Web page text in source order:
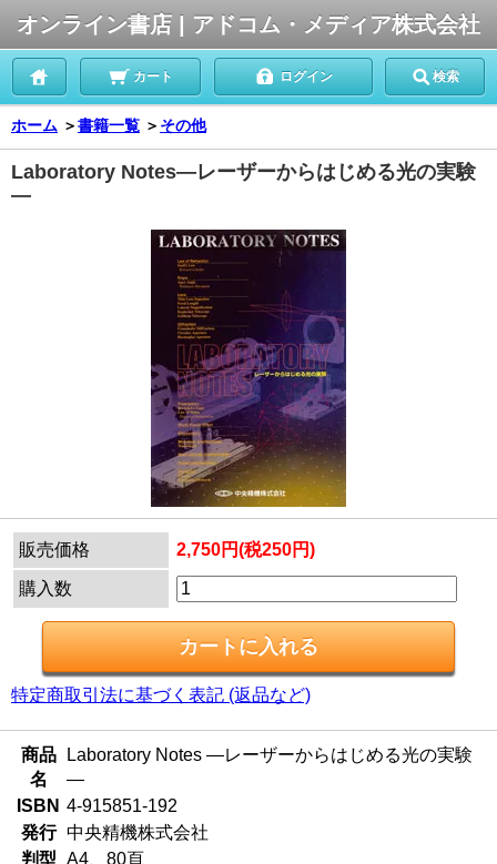
オンライン書店 | アドコム・メディア株式会社
カート ログイン 検索
ホーム ＞書籍一覧 ＞ その他
Laboratory Notes―レーザーからはじめる光の実験
―
販売価格 2,750円(税250円)
購入数
特定商取引法に基づく表記 (返品など)
商品
名
Laboratory Notes ―レーザーからはじめる光の実験
―
ISBN 4-915851-192
発行 中央精機株式会社
判型 A4、80頁